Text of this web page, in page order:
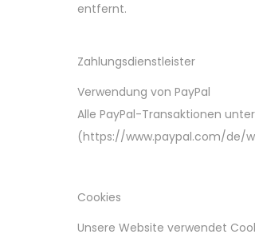
entfernt.
Zahlungsdienstleister
Verwendung von PayPal
Alle PayPal-Transaktionen
(https://www.paypal.com/de/
Cookies
Unsere Website verwendet